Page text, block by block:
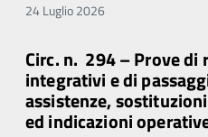
24 Luglio 2026
Circ. n. 294 – Prove di
integrativi e di
assistenze,
ed indicazioni